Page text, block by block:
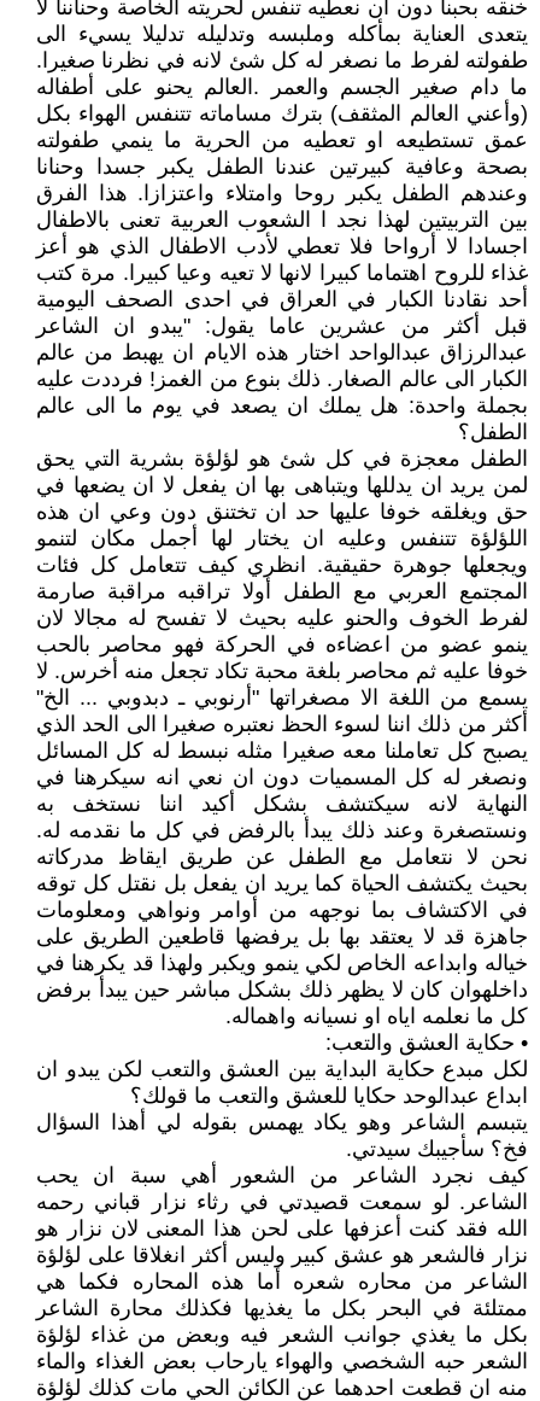
خنقه بحبنا دون ان نعطيه تنفس لحريته الخاصة وحناننا لا
يتعدى العناية بمأكله وملبسه وتدليله تدليلا يسيء الى
طفولته لفرط ما نصغر له كل شئ لانه في نظرنا صغيرا.
ما دام صغير الجسم والعمر .العالم يحنو على أطفاله
(وأعني العالم المثقف) بترك مساماته تتنفس الهواء بكل
عمق تستطيعه او تعطيه من الحرية ما ينمي طفولته
بصحة وعافية كبيرتين عندنا الطفل يكبر جسدا وحنانا
وعندهم الطفل يكبر روحا وامتلاء واعتزازا. هذا الفرق
بين التربيتين لهذا نجد ا الشعوب العربية تعنى بالاطفال
اجسادا لا أرواحا فلا تعطي لأدب الاطفال الذي هو أعز
غذاء للروح اهتماما كبيرا لانها لا تعيه وعيا كبيرا. مرة كتب
أحد نقادنا الكبار في العراق في احدى الصحف اليومية
قبل أكثر من عشرين عاما يقول: "يبدو ان الشاعر
عبدالرزاق عبدالواحد اختار هذه الايام ان يهبط من عالم
الكبار الى عالم الصغار. ذلك بنوع من الغمز! فرددت عليه
بجملة واحدة: هل يملك ان يصعد في يوم ما الى عالم
الطفل؟
الطفل معجزة في كل شئ هو لؤلؤة بشرية التي يحق
لمن يريد ان يدللها ويتباهى بها ان يفعل لا ان يضعها في
حق ويغلقه خوفا عليها حد ان تختنق دون وعي ان هذه
اللؤلؤة تتنفس وعليه ان يختار لها أجمل مكان لتنمو
ويجعلها جوهرة حقيقية. انظري كيف تتعامل كل فئات
المجتمع العربي مع الطفل أولا تراقبه مراقبة صارمة
لفرط الخوف والحنو عليه بحيث لا تفسح له مجالا لان
ينمو عضو من اعضاءه في الحركة فهو محاصر بالحب
خوفا عليه ثم محاصر بلغة محبة تكاد تجعل منه أخرس. لا
يسمع من اللغة الا مصغراتها "أرنوبي ـ دبدوبي ... الخ"
أكثر من ذلك اننا لسوء الحظ نعتبره صغيرا الى الحد الذي
يصبح كل تعاملنا معه صغيرا مثله نبسط له كل المسائل
ونصغر له كل المسميات دون ان نعي انه سيكرهنا في
النهاية لانه سيكتشف بشكل أكيد اننا نستخف به
ونستصغرة وعند ذلك يبدأ بالرفض في كل ما نقدمه له.
نحن لا نتعامل مع الطفل عن طريق ايقاظ مدركاته
بحيث يكتشف الحياة كما يريد ان يفعل بل نقتل كل توقه
في الاكتشاف بما نوجهه من أوامر ونواهي ومعلومات
جاهزة قد لا يعتقد بها بل يرفضها قاطعين الطريق على
خياله وابداعه الخاص لكي ينمو ويكبر ولهذا قد يكرهنا في
داخلهوان كان لا يظهر ذلك بشكل مباشر حين يبدأ برفض
كل ما نعلمه اياه او نسيانه واهماله.
• حكاية العشق والتعب:
لكل مبدع حكاية البداية بين العشق والتعب لكن يبدو ان
ابداع عبدالوحد حكايا للعشق والتعب ما قولك؟
يتبسم الشاعر وهو يكاد يهمس بقوله لي أهذا السؤال
فخ؟ سأجيبك سيدتي.
كيف نجرد الشاعر من الشعور أهي سبة ان يحب
الشاعر. لو سمعت قصيدتي في رثاء نزار قباني رحمه
الله فقد كنت أعزفها على لحن هذا المعنى لان نزار هو
نزار فالشعر هو عشق كبير وليس أكثر انغلاقا على لؤلؤة
الشاعر من محاره شعره أما هذه المحاره فكما هي
ممتلئة في البحر بكل ما يغذيها فكذلك محارة الشاعر
بكل ما يغذي جوانب الشعر فيه وبعض من غذاء لؤلؤة
الشعر حبه الشخصي والهواء يارحاب بعض الغذاء والماء
منه ان قطعت احدهما عن الكائن الحي مات كذلك لؤلؤة